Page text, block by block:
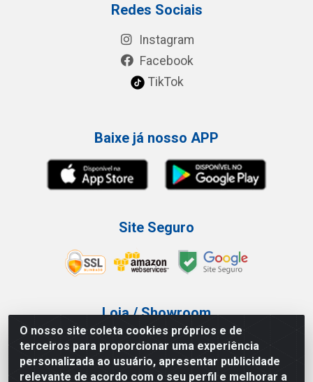
O nosso site coleta cookies próprios e de
terceiros para proporcionar uma experiência
personalizada ao usuário, apresentar publicidade
relevante de acordo com o seu perfil e melhorar a
Redes Sociais
Instagram
Facebook
TikTok
Baixe já nosso APP
Site Seguro
Loja / Showroom
Tel.: (11) 3227-0546
Av Vautier, 587/597 - Pari - São Paulo/SP